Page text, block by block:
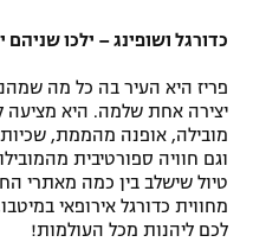
גיימינג E-Sports
תנאי שימוש
מדיניות פרטיות
בייסבול MLB
ספורט אתגרי ואקסטרים
אומנויות לחימה
גיימינג E-Sports
כדורגל ושופינג – ילכו שניהם
פריז היא העיר בה כל מה
יצירה אחת שלמה. היא מציעה
מובילה, אופנה מהממת,
וגם חוויה ספורטיבית
טיול שישלב בין כמה מאתרי
מחווית כדורגל אירופאי
לכם ליהנות מכל העולמות!